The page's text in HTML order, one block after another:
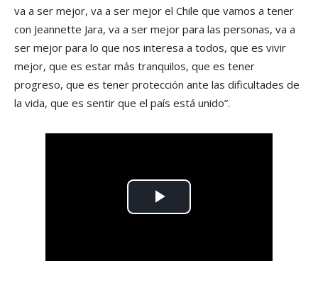
va a ser mejor, va a ser mejor el Chile que vamos a tener
con Jeannette Jara, va a ser mejor para las personas, va a
ser mejor para lo que nos interesa a todos, que es vivir
mejor, que es estar más tranquilos, que es tener
progreso, que es tener protección ante las dificultades de
la vida, que es sentir que el país está unido”.